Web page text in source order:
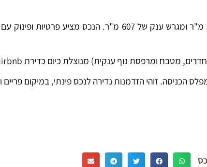
מדובר במרחב בלתי מתפשר הכולל 7 חדרים מרווחים על שטח בנוי של 260